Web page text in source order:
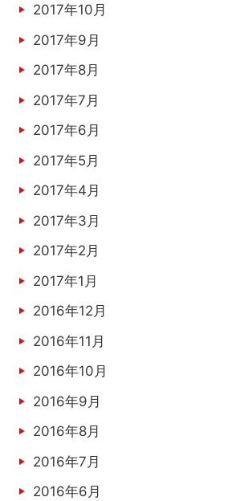
2017年10月
2017年9月
2017年8月
2017年7月
2017年6月
2017年5月
2017年4月
2017年3月
2017年2月
2017年1月
2016年12月
2016年11月
2016年10月
2016年9月
2016年8月
2016年7月
2016年6月